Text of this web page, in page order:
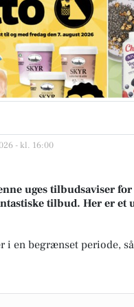
- kl. 16:00
uges tilbudsaviser
tilbud. Her er et
i en begrænset periode,